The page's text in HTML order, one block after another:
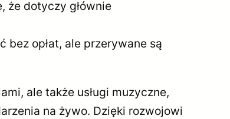
że dotyczy głównie
bez opłat, ale przerywane są
ale także usługi muzyczne,
na żywo. Dzięki rozwojowi